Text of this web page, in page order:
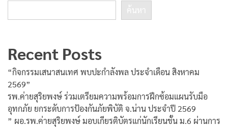
ค้นหา
Recent Posts
“กิจกรรมเสนาสนเทศ พบปะกำลังพล ประจำเดือน สิงหาคม
2569”
รพ.ค่ายสุริยพงษ์ ร่วมเตรียมความพร้อมการฝึกซ้อมแผนรับมือ
อุทกภัย ยกระดับการป้องกันภัยพิบัติ จ.น่าน ประจำปี 2569
” ผอ.รพ.ค่ายสุริยพงษ์ มอบเกียรติบัตรแก่นักเรียนชั้น ม.6 ผ่านการ